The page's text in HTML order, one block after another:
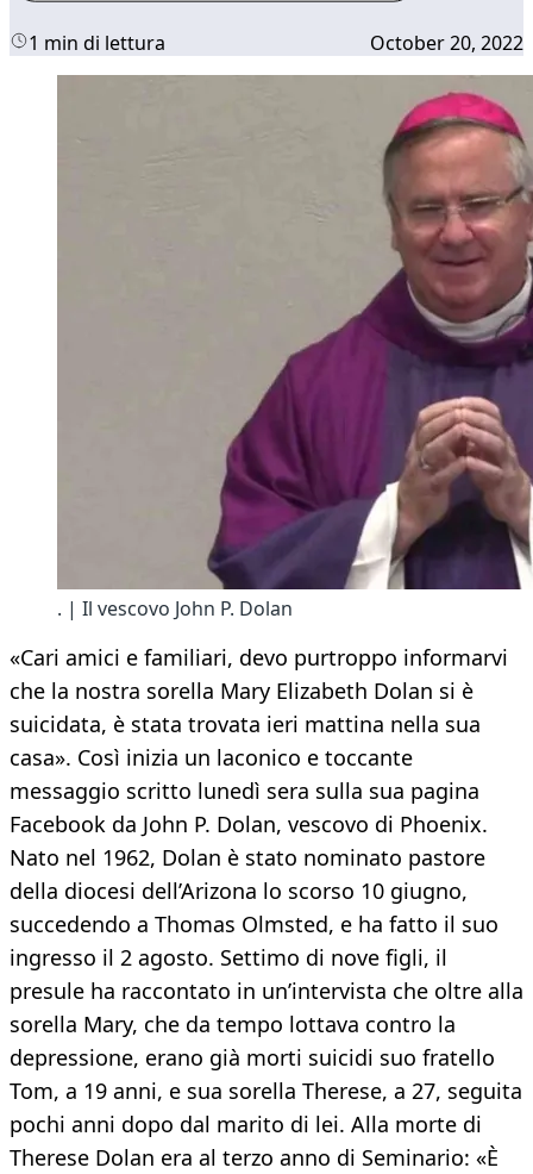
1 min di lettura October 20, 2022
. | Il vescovo John P. Dolan
«Cari amici e familiari, devo purtroppo informarvi
che la nostra sorella Mary Elizabeth Dolan si è
suicidata, è stata trovata ieri mattina nella sua
casa». Così inizia un laconico e toccante
messaggio scritto lunedì sera sulla sua pagina
Facebook da John P. Dolan, vescovo di Phoenix.
Nato nel 1962, Dolan è stato nominato pastore
della diocesi dell’Arizona lo scorso 10 giugno,
succedendo a Thomas Olmsted, e ha fatto il suo
ingresso il 2 agosto. Settimo di nove figli, il
presule ha raccontato in un’intervista che oltre alla
sorella Mary, che da tempo lottava contro la
depressione, erano già morti suicidi suo fratello
Tom, a 19 anni, e sua sorella Therese, a 27, seguita
pochi anni dopo dal marito di lei. Alla morte di
Therese Dolan era al terzo anno di Seminario: «È